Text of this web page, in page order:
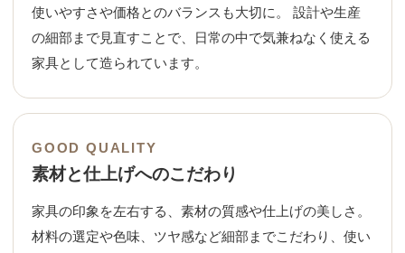
使いやすさや価格とのバランスも大切に。 設計や生産
の細部まで見直すことで、日常の中で気兼ねなく使える
家具として造られています。
GOOD QUALITY
素材と仕上げへのこだわり
家具の印象を左右する、素材の質感や仕上げの美しさ。
材料の選定や色味、ツヤ感など細部までこだわり、使い